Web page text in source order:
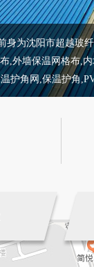
沈阳市超越玻纤
墙保温网格布,内
护角网,保温护角